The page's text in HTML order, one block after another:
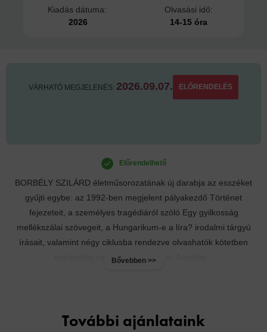
Kiadás dátuma:
2026
Olvasási idő:
14-15 óra
BORBÉLY SZILÁRD életműsorozatának új darabja az esszéket
gyűjti egybe: az 1992-ben megjelent pályakezdő Történet
fejezeteit, a személyes tragédiáról szóló Egy gyilkosság
mellékszálai szövegeit, a Hungarikum-e a líra? irodalmi tárgyú
írásait, valamint négy ciklusba rendezve olvashatók kötetben
mindeddig nem közölt esszéi is. A műfaji...
Bővebben >>
Előrendelhető
VÁRHATÓ MEGJELENÉS: 2026.09.07. ELŐRENDELÉS
További ajánlataink